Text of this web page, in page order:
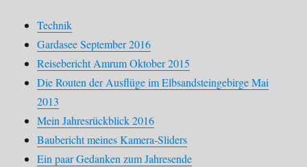
Technik
Gardasee September 2016
Reisebericht Amrum Oktober 2015
Die Routen der Ausflüge im Elbsandsteingebirge Mai
2013
Mein Jahresrückblick 2016
Baubericht meines Kamera-Sliders
Ein paar Gedanken zum Jahresende